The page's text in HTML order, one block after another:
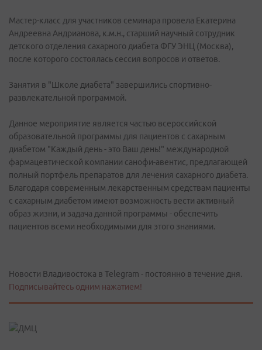
Мастер-класс для участников семинара провела Екатерина
Андреевна Андрианова, к.м.н., старший научный сотрудник
детского отделения сахарного диабета ФГУ ЭНЦ (Москва),
после которого состоялась сессия вопросов и ответов.
Занятия в "Школе диабета" завершились спортивно-
развлекательной программой.
Данное мероприятие является частью всероссийской
образовательной программы для пациентов с сахарным
диабетом "Каждый день - это Ваш день!" международной
фармацевтической компании санофи-авентис, предлагающей
полный портфель препаратов для лечения сахарного диабета.
Благодаря современным лекарственным средствам пациенты
с сахарным диабетом имеют возможность вести активный
образ жизни, и задача данной программы - обеспечить
пациентов всеми необходимыми для этого знаниями.
Новости Владивостока в Telegram - постоянно в течение дня.
Подписывайтесь одним нажатием!